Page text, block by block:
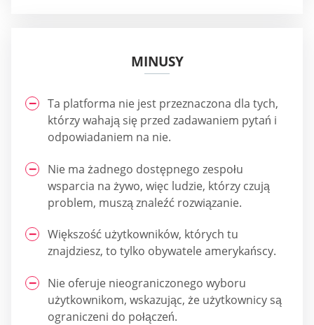
MINUSY
Ta platforma nie jest przeznaczona dla tych,
którzy wahają się przed zadawaniem pytań i
odpowiadaniem na nie.
Nie ma żadnego dostępnego zespołu
wsparcia na żywo, więc ludzie, którzy czują
problem, muszą znaleźć rozwiązanie.
Większość użytkowników, których tu
znajdziesz, to tylko obywatele amerykańscy.
Nie oferuje nieograniczonego wyboru
użytkownikom, wskazując, że użytkownicy są
ograniczeni do połączeń.